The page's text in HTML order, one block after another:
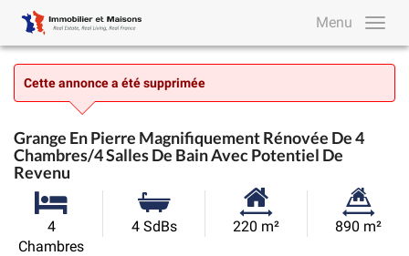
Menu
Cette annonce a été supprimée
Grange En Pierre Magnifiquement Rénovée De 4
Chambres/4 Salles De Bain Avec Potentiel De
Revenu
4
Chambres
4 SdBs
Surface
220 m²
Superficie
890 m²